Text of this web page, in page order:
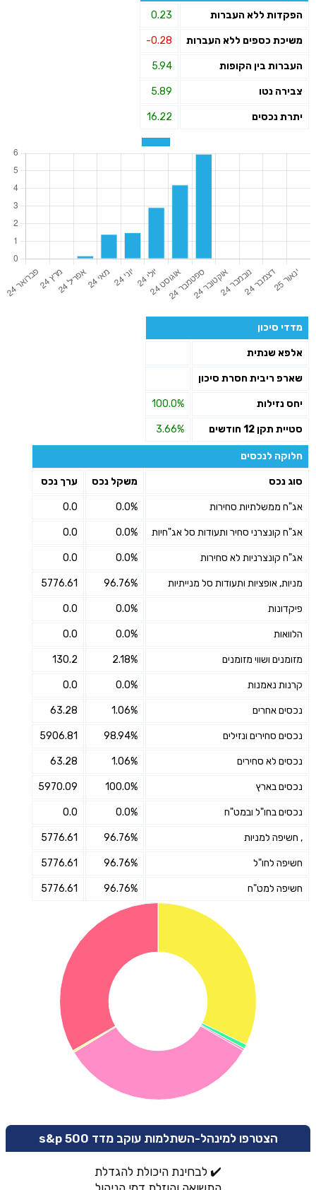
הפקדות ללא העברות 0.23
משיכת כספים ללא העברות -0.28
העברות בין הקופות 5.94
צבירה נטו 5.89
יתרת נכסים 16.22
מדדי סיכון
אלפא שנתית
שארפ ריבית חסרת סיכון
יחס נזילות 100.0%
סטיית תקן 12 חודשים 3.66%
חלוקה לנכסים
סוג נכס משקל נכס ערך נכס
אג"ח ממשלתיות סחירות 0.0%
0.0
אג"ח קונצרני סחיר ותעודות סל אג"חיות 0.0%
0.0
אג"ח קונצרניות לא סחירות 0.0%
0.0
מניות, אופציות ותעודות סל מנייתיות 96.76%
5776.61
פיקדונות 0.0%
0.0
הלוואות 0.0%
0.0
מזומנים ושווי מזומנים 2.18%
130.2
קרנות נאמנות 0.0%
0.0
נכסים אחרים 1.06%
63.28
נכסים סחירים ונזילים 98.94%
5906.81
נכסים לא סחירים 1.06%
63.28
נכסים בארץ 100.0%
5970.09
נכסים בחו"ל ובמט"ח 0.0%
0.0
, חשיפה למניות 96.76%
5776.61
חשיפה לחו"ל 96.76%
5776.61
חשיפה למט"ח 96.76%
5776.61
הצטרפו למינהל-השתלמות עוקב מדד s&p 500
✔️ לבחינת היכולת להגדלת